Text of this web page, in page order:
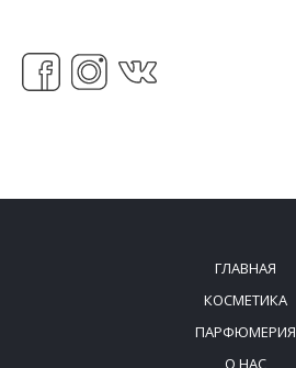
ГЛАВНАЯ
КОСМЕТИКА
ПАРФЮМЕРИЯ
О НАС